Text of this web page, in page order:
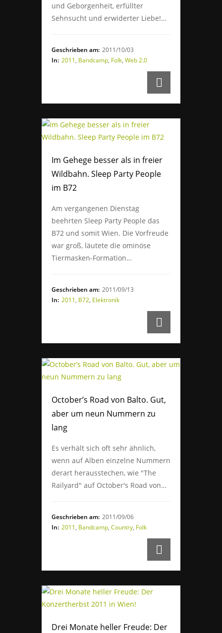
und Geborgenheit, erfüllter
Sehnsucht und erwiderter Liebe!…
Geschrieben am: 2011/10/03
In: 2011, Bandcamp, Folk, Web 2.0
Im Gehege besser als in freier
Wildbahn. Sleep Party People
im B72
Am vergangenen Dienstag
beehrten Sleep Party People das
B72 und somit Wien. Die Vorfreude
war groß, läutete die ominöse
Tiermasken-Formation…
Geschrieben am: 2011/09/13
In: 2011, B72, Elektronik
October’s Road von Balto. Gut,
aber um neun Nummern zu
lang
Es verhält sich oft sehr ähnlich,
wenn auf Alben einzelne Nummern
derart herausstechen, wie "The
Railyard" auf October's Road von…
Geschrieben am: 2011/09/06
In: 2011, Bandcamp, Country, Folk
Drei Monate heller Freude: Der